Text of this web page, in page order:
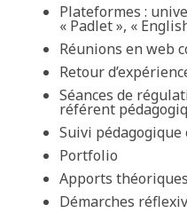
Plateformes :
« Padlet », «
Réunions en web
Retour
Séances de
référent
Suivi
Portfolio
Apports théoriques
Démarches